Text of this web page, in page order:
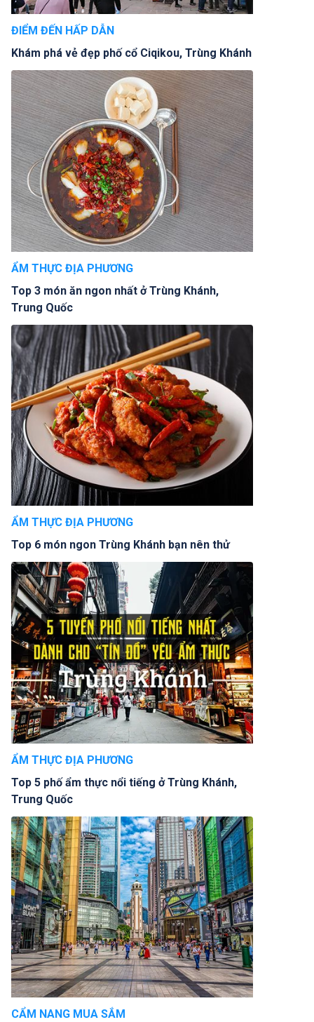
ĐIỂM ĐẾN HẤP DẪN
Khám phá vẻ đẹp phố cổ Ciqikou, Trùng Khánh
ẨM THỰC ĐỊA PHƯƠNG
Top 3 món ăn ngon nhất ở Trùng Khánh,
Trung Quốc
ẨM THỰC ĐỊA PHƯƠNG
Top 6 món ngon Trùng Khánh bạn nên thử
ẨM THỰC ĐỊA PHƯƠNG
Top 5 phố ẩm thực nổi tiếng ở Trùng Khánh,
Trung Quốc
CẨM NANG MUA SẮM